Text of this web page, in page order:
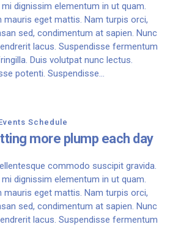
dignissim elementum in ut quam.
mauris eget mattis. Nam turpis orci,
sed, condimentum at sapien. Nunc
lacus. Suspendisse fermentum
Duis volutpat nunc lectus.
potenti. Suspendisse...
Schedule
more plump each day
commodo suscipit gravida.
dignissim elementum in ut quam.
mauris eget mattis. Nam turpis orci,
sed, condimentum at sapien. Nunc
lacus. Suspendisse fermentum